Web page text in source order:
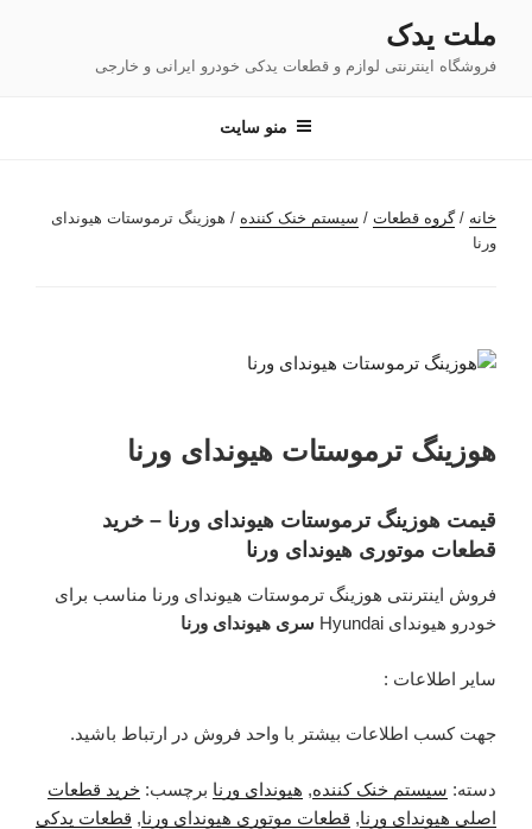
محتوا
ملت یدک
فروشگاه اینترنتی لوازم و قطعات یدکی خودرو ایرانی و خارجی
منو سایت
خانه /گروه قطعات / سیستم خنک کننده / هوزینگ ترموستات هیوندای
ورنا
هوزینگ ترموستات هیوندای ورنا
قیمت هوزینگ ترموستات هیوندای ورنا – خرید
قطعات موتوری هیوندای ورنا
فروش اینترنتی هوزینگ ترموستات هیوندای ورنا مناسب برای
خودرو هیوندای Hyundai
سری هیوندای ورنا
سایر اطلاعات :
جهت کسب اطلاعات بیشتر با واحد فروش در ارتباط باشید.
دسته: سیستم خنک کننده, هیوندای ورنا برچسب: خرید قطعات
اصلی هیوندای ورنا, قطعات موتوری هیوندای ورنا, قطعات یدکی